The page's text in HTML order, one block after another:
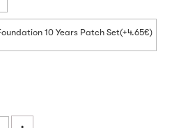
10 Years Patch Set(+4.65€)